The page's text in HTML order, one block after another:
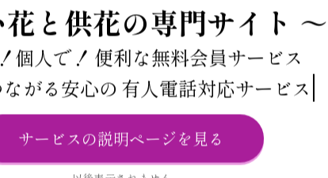
この商品の在庫・お届け日を確認する
と供花の専門サイト ～
個人で！ 便利な無料会員サービス
がる安心の 有人電話対応サービス
サービスの説明ページを見る